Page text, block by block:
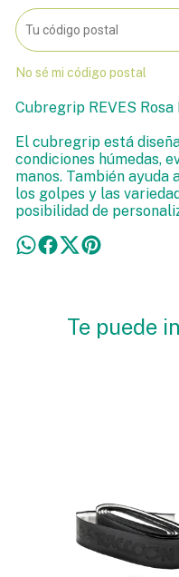
No sé mi código postal
Cubregrip REVES Rosa
El cubregrip está
condiciones húmedas,
manos. También ayuda
los golpes y las
posibilidad de
Te puede